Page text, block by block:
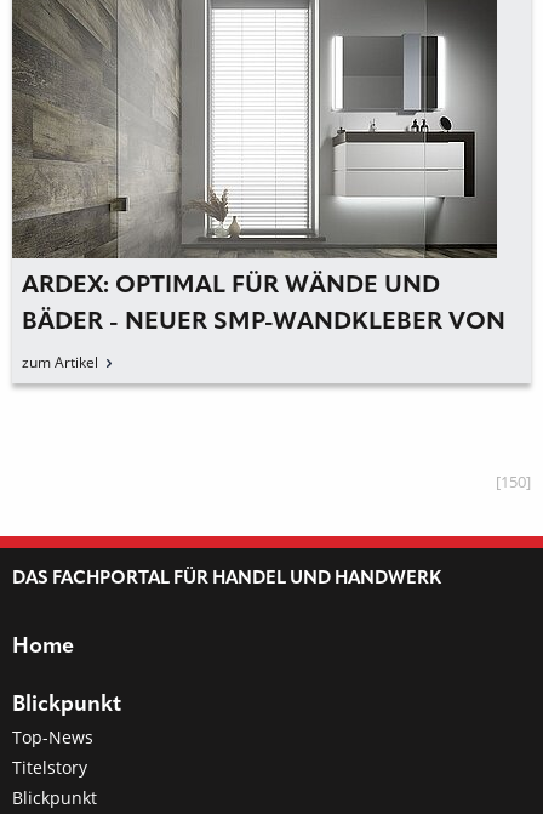
ARDEX: OPTIMAL FÜR WÄNDE UND
BÄDER - NEUER SMP-WANDKLEBER VON
ARDEX
zum Artikel
[150]
DAS FACHPORTAL FÜR HANDEL UND HANDWERK
Home
Blickpunkt
Top-News
Titelstory
Blickpunkt